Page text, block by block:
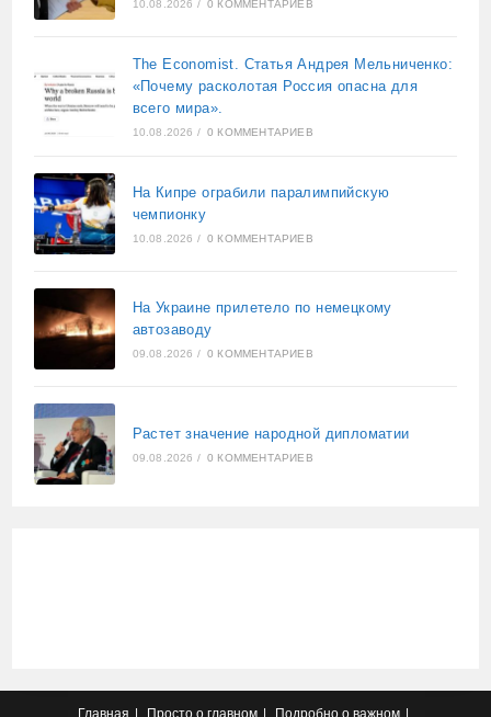
10.08.2026 / 0 КОММЕНТАРИЕВ
The Economist. Статья Андрея Мельниченко:
«Почему расколотая Россия опасна для
всего мира».
10.08.2026 / 0 КОММЕНТАРИЕВ
На Кипре ограбили паралимпийскую
чемпионку
10.08.2026 / 0 КОММЕНТАРИЕВ
На Украине прилетело по немецкому
автозаводу
09.08.2026 / 0 КОММЕНТАРИЕВ
Растет значение народной дипломатии
09.08.2026 / 0 КОММЕНТАРИЕВ
Главная Просто о главном Подробно о важном